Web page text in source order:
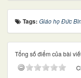
Tags: Giáo họ Đức
Tổng số điểm của bài